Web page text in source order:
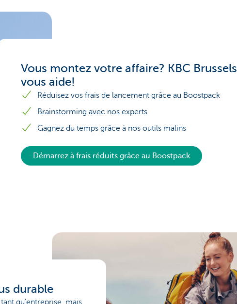
Vous montez votre affaire? KBC Brussels
vous aide!
Réduisez vos frais de lancement grâce au Boostpack
Brainstorming avec nos experts
Gagnez du temps grâce à nos outils malins
Démarrez à frais réduits grâce au Boostpack
durable
qu’entreprise, mais